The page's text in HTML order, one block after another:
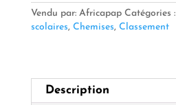
🌟
Chemise
Assortie
Light
Vendu par: Africapap Catégories :
scolaires, Chemises, Classement
Description